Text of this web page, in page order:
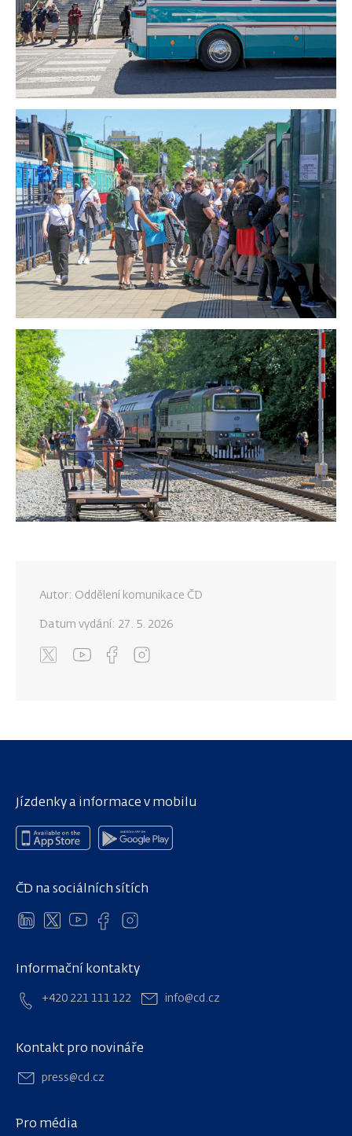
Autor: Oddělení komunikace ČD
Datum vydání: 27. 5. 2026
Informační kontakty
+420 221 111 122 info@cd.cz
Kontakt pro novináře
press@cd.cz
Jízdenky a informace v mobilu
ČD na sociálních sítích
Pro média